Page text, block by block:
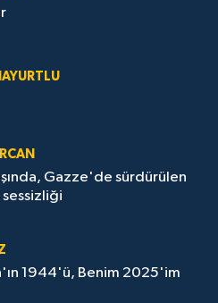
Gazze'de sürdürülen
1944'ü, Benim 2025'im